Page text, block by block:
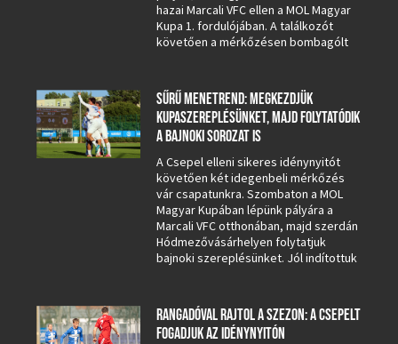
hazai Marcali VFC ellen a MOL Magyar
Kupa 1. fordulójában. A találkozót
követően a mérkőzésen bombagólt
SŰRŰ MENETREND: MEGKEZDJÜK
KUPASZEREPLÉSÜNKET, MAJD FOLYTATÓDIK
A BAJNOKI SOROZAT IS
A Csepel elleni sikeres idénynyitót
követően két idegenbeli mérkőzés
vár csapatunkra. Szombaton a MOL
Magyar Kupában lépünk pályára a
Marcali VFC otthonában, majd szerdán
Hódmezővásárhelyen folytatjuk
bajnoki szereplésünket. Jól indítottuk
RANGADÓVAL RAJTOL A SZEZON: A CSEPELT
FOGADJUK AZ IDÉNYNYITÓN